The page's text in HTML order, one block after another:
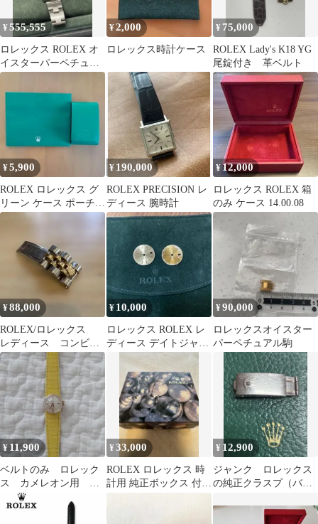
¥555,555
ロレックス ROLEX オ
イスターパーペチュア
ル 76080 ブラック 黒
¥2,000
ロレックス時計ケース
¥ 75,000
ROLEX Lady's K18 YG
尾錠付き 革ベルト
¥5,900
ROLEX ロレックス グ
リーン ケース ポーチ
紙袋 セット
¥ 190,000
ROLEX PRECISION レ
ディース 腕時計
¥12,000
ロレックス ROLEX 箱
のみ ケース 14.00.08
¥88,000
ROLEX/ロレックス
レディース コンビコ
マ バックル部分パー
ツ コマピン付き
¥ 10,000
ロレックス ROLEX レ
ディース デイトジャス
ト 金 ゴールド 文字盤
¥90,000
ロレックスオイスター
パーペチュアル駒
¥ 11,900
ベルトのみ ロレック
ス カメレオン用 純
正ではありません 時
計 レザー
¥33,000
ROLEX ロレックス 時
計用 純正ボックス 付属
品セット
¥ 12,900
ジャンク ロレックス
の純正クラスプ（バッ